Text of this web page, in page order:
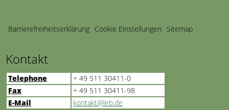
Barriere­freiheits­erklärung Cookie Einstellungen Sitemap
Kontakt
Telephone
+ 49 511 30411-0
Fax
+ 49 511 30411-98
E-Mail
kontakt@leb.de